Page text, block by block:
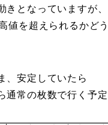
きとなっていますが、
値を超えられるかど
、安定していたら
通常の枚数で行く予定